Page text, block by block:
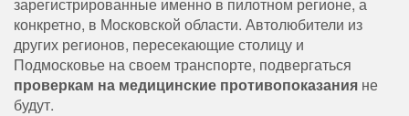
конкретно, в Московской области. Автолюбители из
других регионов, пересекающие столицу и
Подмосковье на своем транспорте, подвергаться
проверкам на медицинские противопоказания не
будут.